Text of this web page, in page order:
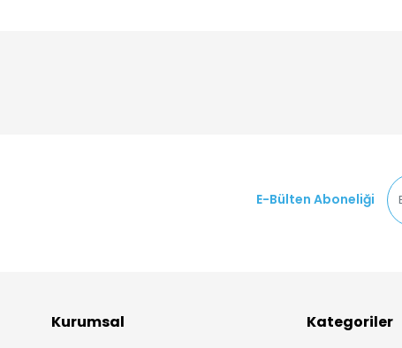
E-Bülten Aboneliği
Kurumsal Kategoriler